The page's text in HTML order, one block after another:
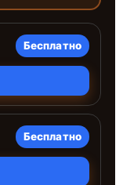
Бесплатно
Бесплатно